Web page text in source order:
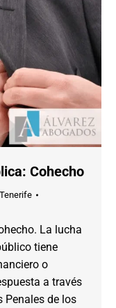
Cohecho
La lucha
tiene
o
a través
Penales de los